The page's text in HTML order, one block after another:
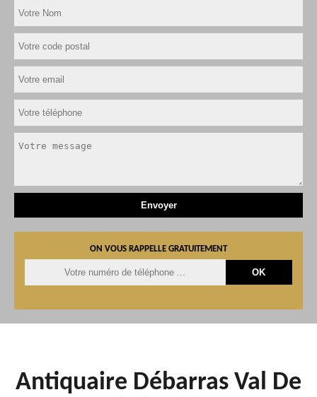
ON VOUS RAPPELLE GRATUITEMENT
Antiquaire Débarras Val De